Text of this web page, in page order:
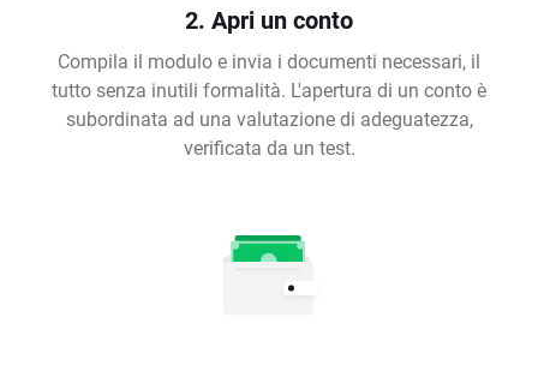
2. Apri un conto
Compila il modulo e invia i documenti necessari, il
tutto senza inutili formalità. L'apertura di un conto è
subordinata ad una valutazione di adeguatezza,
verificata da un test.